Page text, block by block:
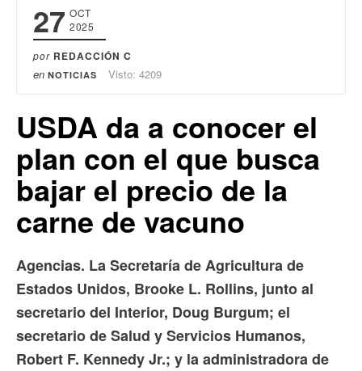
27 OCT
2025
por REDACCIÓN C
en NOTICIAS Visto: 4209
USDA da a conocer el
plan con el que busca
bajar el precio de la
carne de vacuno
Agencias. La Secretaría de Agricultura de
Estados Unidos, Brooke L. Rollins, junto al
secretario del Interior, Doug Burgum; el
secretario de Salud y Servicios Humanos,
Robert F. Kennedy Jr.; y la administradora de